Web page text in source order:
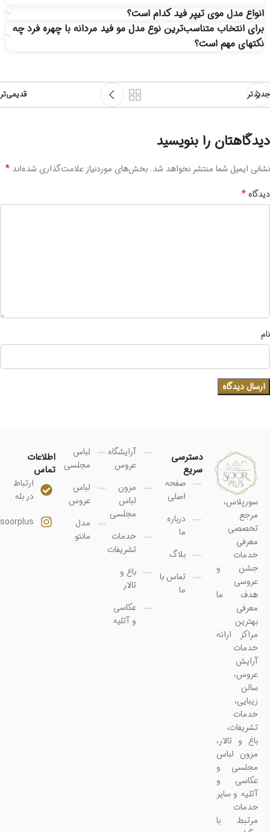
انواع مدل موی تیپر فید کدام است؟
برای انتخاب متناسب‌ترین نوع مدل مو فید مردانه با چهره فرد چه
نکته‎ای مهم است؟
جدیدتر قدیمی‌تر
دیدگاهتان را بنویسید
نشانی ایمیل شما منتشر نخواهد شد. بخش‌های موردنیاز علامت‌گذاری شده‌اند *
دیدگاه*
نام
سورپلاس،
مرجع
تخصصی
معرفی
خدمات
جشن و
عروسی
هدف ما
معرفی
بهترین
مراکز ارائه
خدمات
آرایش
عروس،
سالن
زیبایی،
خدمات
تشریفات،
باغ و تالار،
مزون لباس
مجلسی و
عکاسی و
آتلیه و سایر
خدمات
مرتبط با
دسترسی
سریع
صفحه
اصلی
درباره
ما
بلاگ
تماس با
ما
آرایشگاه
عروس
مزون
لباس
مجلسی
خدمات
تشریفات
باغ و
تالار
عکاسی
و آتلیه
لباس
مجلسی
لباس
عروس
مدل
مانتو
اطلاعات
تماس
ارتباط
در بله
soorplus@